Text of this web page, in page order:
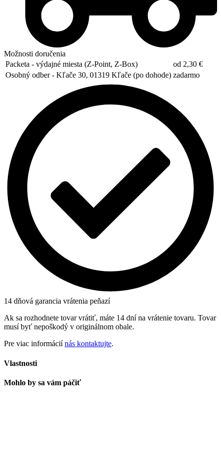
Možnosti doručenia
Packeta - výdajné miesta (Z-Point, Z-Box)
od 2,30 €
Osobný odber - Kľače 30, 01319 Kľače (po dohode) zadarmo
14 dňová garancia vrátenia peňazí
Ak sa rozhodnete tovar vrátiť, máte 14 dní na vrátenie tovaru. Tovar
musí byť nepoškodý v originálnom obale.
Pre viac informáciínás kontaktujte.
Vlastnosti
Mohlo by sa vám páčiť